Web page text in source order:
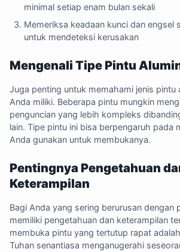
minimal setiap enam bulan sekali
Memeriksa keadaan kunci dan engsel
untuk mendeteksi kerusakan
Mengenali Tipe Pintu
Juga penting untuk memahami jenis pintu
Anda miliki. Beberapa pintu mungkin
penguncian yang lebih kompleks
lain. Tipe pintu ini bisa berpengaruh pada
Anda gunakan untuk membukanya.
Pentingnya Pengetahuan
Keterampilan
Bagi Anda yang sering berurusan dengan
memiliki pengetahuan dan keterampilan
membuka pintu yang tertutup rapat
Tuhan senantiasa menganugerahi